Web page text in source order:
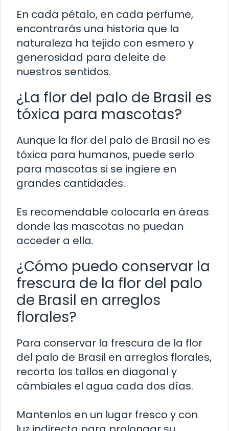
En cada pétalo, en cada perfume,
encontrarás una historia que la
naturaleza ha tejido con esmero y
generosidad para deleite de
nuestros sentidos.
¿La flor del palo de Brasil es
tóxica para mascotas?
Aunque la flor del palo de Brasil no es
tóxica para humanos, puede serlo
para mascotas si se ingiere en
grandes cantidades.
Es recomendable colocarla en áreas
donde las mascotas no puedan
acceder a ella.
¿Cómo puedo conservar la
frescura de la flor del palo
de Brasil en arreglos
florales?
Para conservar la frescura de la flor
del palo de Brasil en arreglos florales,
recorta los tallos en diagonal y
cámbiales el agua cada dos días.
Mantenlos en un lugar fresco y con